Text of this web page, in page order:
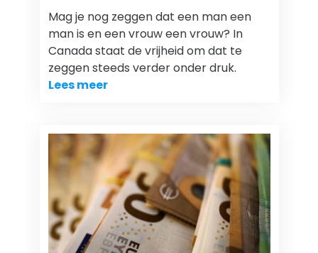
Mag je nog zeggen dat een man een
man is en een vrouw een vrouw? In
Canada staat de vrijheid om dat te
zeggen steeds verder onder druk.
Lees meer